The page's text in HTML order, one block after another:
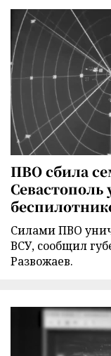
ПВО сбила
Севастополь
Силами ПВО
ВСУ, сообщил
Развожаев.